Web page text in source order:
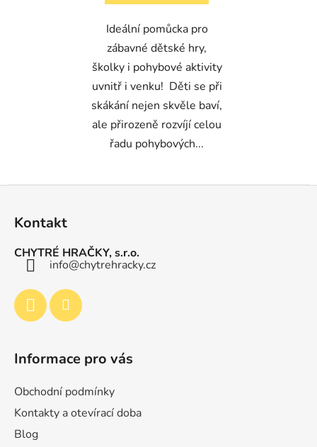
Ideální pomůcka pro
zábavné dětské hry,
školky i pohybové aktivity
uvnitř i venku! Děti se při
skákání nejen skvěle baví,
ale přirozeně rozvíjí celou
řadu pohybových...
Kontakt
CHYTRÉ HRAČKY, s.r.o.
info@chytrehracky.cz
Informace pro vás
Obchodní podmínky
Kontakty a otevírací doba
Blog